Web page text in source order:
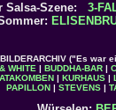
Salsa-Szene: 3-
("Es war
WHITE | BUDDHA-BAR |
| KURHAUS|
PAPILLON | STEVENS |